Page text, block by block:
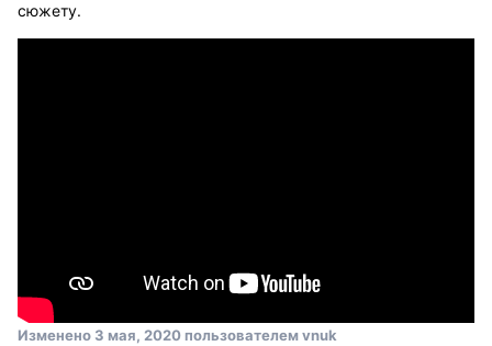
сюжету.
Изменено 3 мая, 2020пользователем vnuk